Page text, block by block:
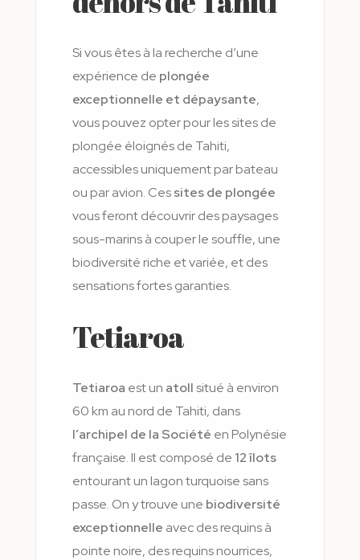
Si vous êtes à la recherche d’une
expérience de plongée
exceptionnelle et dépaysante,
vous pouvez opter pour les sites de
plongée éloignés de Tahiti,
accessibles uniquement par bateau
ou par avion. Cessites de plongée
vous feront découvrir des paysages
sous-marins à couper le souffle, une
biodiversité riche et variée, et des
sensations fortes garanties.
Tetiaroa
Tetiaroa est un atollsitué à environ
60 km au nord de Tahiti, dans
l’archipel de la Société en Polynésie
française. Il est composé de 12 îlots
entourant un lagon turquoise sans
passe. On y trouve une biodiversité
exceptionnelle avec des requins à
pointe noire, des requins nourrices,